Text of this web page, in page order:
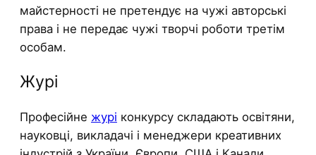
майстерності не претендує на чужі авторські
права і не передає чужі творчі роботи третім
особам.
Журі
Професійне журі конкурсу складають освітяни,
науковці, викладачі і менеджери креативних